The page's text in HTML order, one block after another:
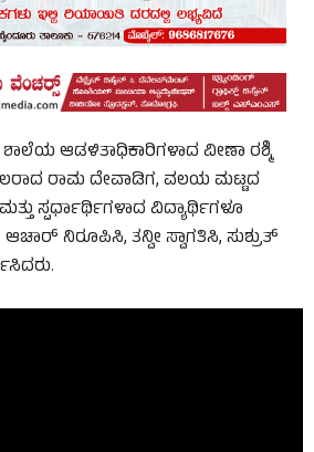
ಆಡಳಿತಾಧಿಕಾರಿಗಳಾದ ವೀಣಾ ರಶ್ಮಿ
ರಾಮ ದೇವಾಡಿಗ, ವಲಯ ಮಟ್ಟದ
ಸ್ಪರ್ಧಾರ್ಥಿಗಳಾದ ವಿದ್ಯಾರ್ಥಿಗಳೂ
ನಿರೂಪಿಸಿ, ತನ್ವೀ ಸ್ವಾಗತಿಸಿ, ಸುಶ್ರುತ್